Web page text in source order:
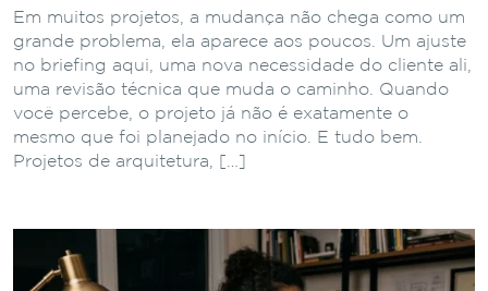
Em muitos projetos, a mudança não chega como um
grande problema, ela aparece aos poucos. Um ajuste
no briefing aqui, uma nova necessidade do cliente ali,
uma revisão técnica que muda o caminho. Quando
você percebe, o projeto já não é exatamente o
mesmo que foi planejado no início. E tudo bem.
Projetos de arquitetura, […]